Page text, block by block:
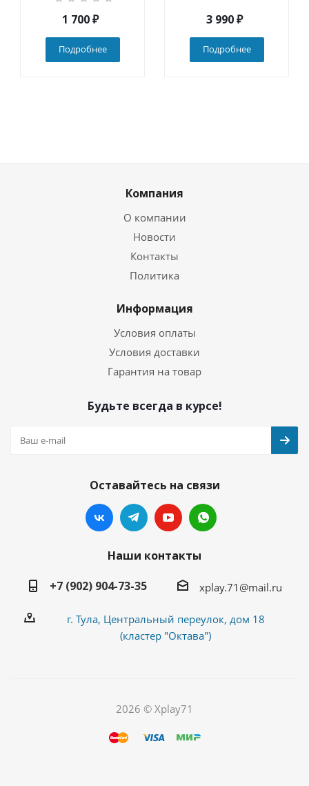
1 700₽
Подробнее
3 990₽
Подробнее
Компания
О компании
Новости
Контакты
Политика
Информация
Условия оплаты
Условия доставки
Гарантия на товар
Будьте всегда в курсе!
Оставайтесь на связи
Наши контакты
+7 (902) 904-73-35
xplay.71@mail.ru
г. Тула, Центральный переулок, дом 18
(кластер "Октава")
2026 © Xplay71